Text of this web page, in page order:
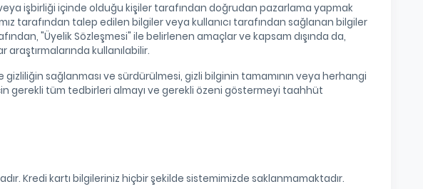
işbirliği içinde olduğu kişiler tarafından doğrudan pazarlama yapmak
tarafından talep edilen bilgiler veya kullanıcı tarafından sağlanan bilgiler
"Üyelik Sözleşmesi" ile belirlenen amaçlar ve kapsam dışında da,
kullanılabilir.
sağlanması ve sürdürülmesi, gizli bilginin tamamının veya herhangi
gerekli tüm tedbirleri almayı ve gerekli özeni göstermeyi taahhüt
Kredi kartı bilgileriniz hiçbir şekilde sistemimizde saklanmamaktadır.